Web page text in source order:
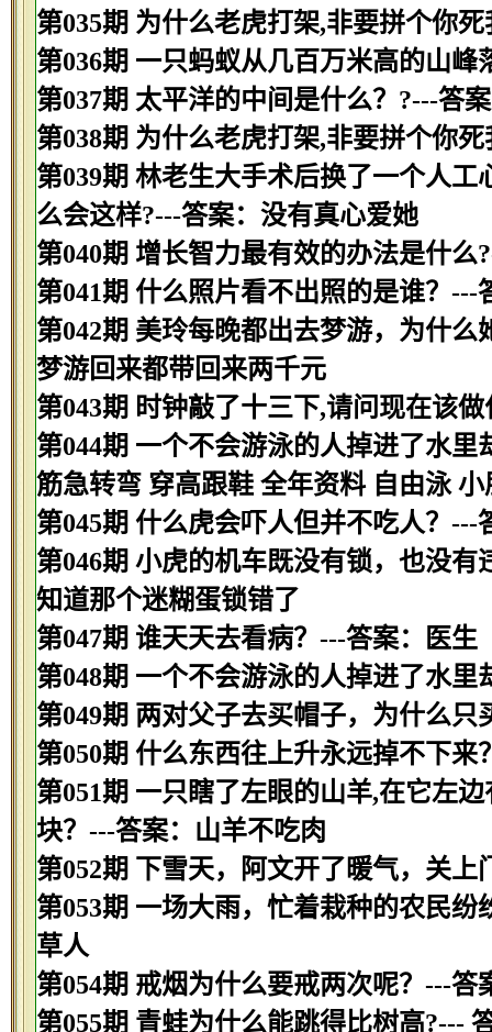
第035期 为什么老虎打架,非要拼个你
第036期 一只蚂蚁从几百万米高的山
第037期 太平洋的中间是什么？?---答
第038期 为什么老虎打架,非要拼个你
第039期 林老生大手术后换了一个人
么会这样?---答案：没有真心爱她
第040期 增长智力最有效的办法是什么
第041期 什么照片看不出照的是谁？---
第042期 美玲每晚都出去梦游，为什
梦游回来都带回来两千元
第043期 时钟敲了十三下,请问现在该
第044期 一个不会游泳的人掉进了水
筋急转弯 穿高跟鞋 全年资料 自由泳 小
第045期 什么虎会吓人但并不吃人？---
第046期 小虎的机车既没有锁，也没
知道那个迷糊蛋锁错了
第047期 谁天天去看病？---答案：医生
第048期 一个不会游泳的人掉进了水
第049期 两对父子去买帽子，为什么
第050期 什么东西往上升永远掉不下来
第051期 一只瞎了左眼的山羊,在它左
块？---答案：山羊不吃肉
第052期 下雪天，阿文开了暖气，关
第053期 一场大雨，忙着栽种的农民
草人
第054期 戒烟为什么要戒两次呢？---答
第055期 青蛙为什么能跳得比树高?---